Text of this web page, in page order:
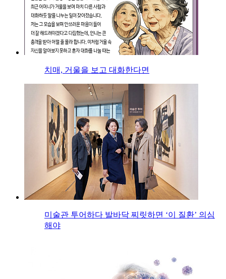
치매, 거울을 보고 대화한다면
미술관 투어하다 발바닥 찌릿하면 ‘이 질환’ 의심
해야